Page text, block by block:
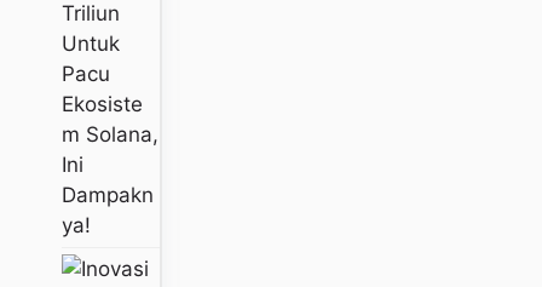
Triliun
Untuk
Pacu
Ekosiste
M Solana,
Ini
Dampakn
Ya!